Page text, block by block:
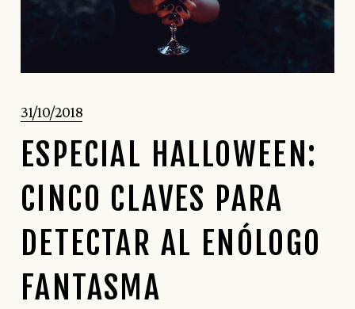
31/10/2018
ESPECIAL HALLOWEEN:
CINCO CLAVES PARA
DETECTAR AL ENÓLOGO
FANTASMA